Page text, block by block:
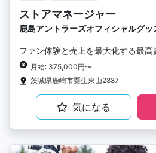
ストアマネージャー
鹿島アントラーズオフィシャルグッ
ファン体験と売上を最大化する最高
月給: 375,000円〜
茨城県鹿嶋市粟生東山2887
気になる